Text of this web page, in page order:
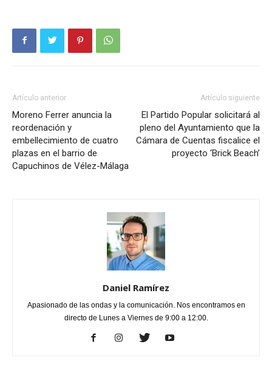
Artículo anterior
Moreno Ferrer anuncia la
reordenación y
embellecimiento de cuatro
plazas en el barrio de
Capuchinos de Vélez-Málaga
Artículo siguiente
El Partido Popular solicitará al
pleno del Ayuntamiento que la
Cámara de Cuentas fiscalice el
proyecto ‘Brick Beach’
Daniel Ramírez
Apasionado de las ondas y la comunicación. Nos encontramos en
directo de Lunes a Viernes de 9:00 a 12:00.